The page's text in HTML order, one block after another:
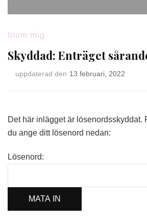
Inom mig
Skyddad: Enträget
uppdaterad den 13 februari, 2022
Det här inlägget är lösenordsskyddat.
du ange ditt lösenord nedan:
Lösenord: